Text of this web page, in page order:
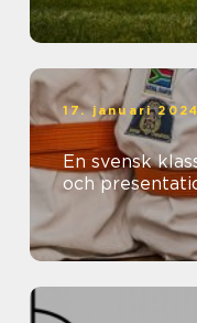
17. januari 2024
En svensk
och